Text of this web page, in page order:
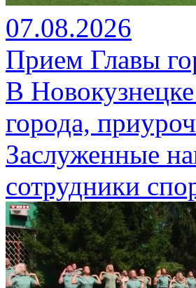
07.08.2026
Прием Главы
В
города,
Заслуженные
сотрудники